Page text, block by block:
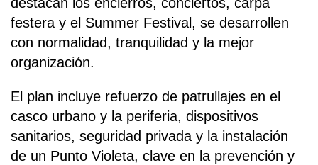
festera y el Summer Festival, se desarrollen
con normalidad, tranquilidad y la mejor
organización.
El plan incluye refuerzo de patrullajes en el
casco urbano y la periferia, dispositivos
sanitarios, seguridad privada y la instalación
de un Punto Violeta, clave en la prevención y